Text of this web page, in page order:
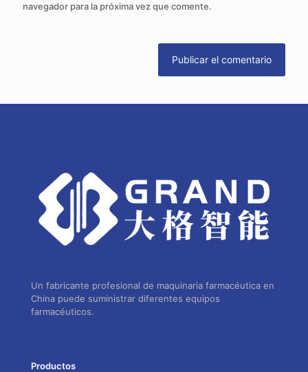
navegador para la próxima vez que comente.
Un fabricante profesional de maquinaria farmacéutica en
China puede suministrar diferentes equipos
farmacéuticos.
Productos